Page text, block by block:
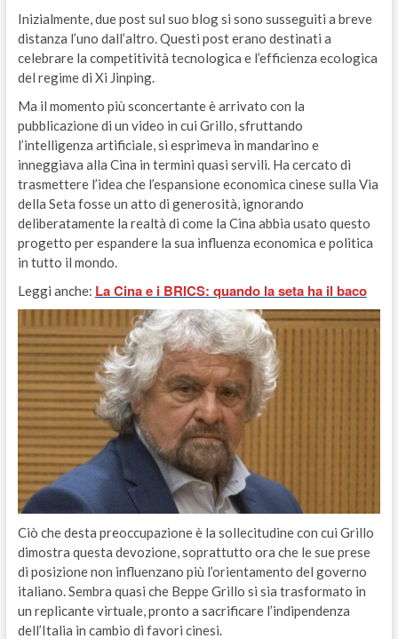
Inizialmente, due post sul suo blog si sono susseguiti a breve
distanza l’uno dall’altro. Questi post erano destinati a
celebrare la competitività tecnologica e l’efficienza ecologica
del regime di Xi Jinping.
Ma il momento più sconcertante è arrivato con la
pubblicazione di un video in cui Grillo, sfruttando
l’intelligenza artificiale, si esprimeva in mandarino e
inneggiava alla Cina in termini quasi servili. Ha cercato di
trasmettere l’idea che l’espansione economica cinese sulla Via
della Seta fosse un atto di generosità, ignorando
deliberatamente la realtà di come la Cina abbia usato questo
progetto per espandere la sua influenza economica e politica
in tutto il mondo.
Leggi anche: La Cina e i BRICS: quando la seta ha il baco
Ciò che desta preoccupazione è la sollecitudine con cui Grillo
dimostra questa devozione, soprattutto ora che le sue prese
di posizione non influenzano più l’orientamento del governo
italiano. Sembra quasi che Beppe Grillo si sia trasformato in
un replicante virtuale, pronto a sacrificare l’indipendenza
dell’Italia in cambio di favori cinesi.